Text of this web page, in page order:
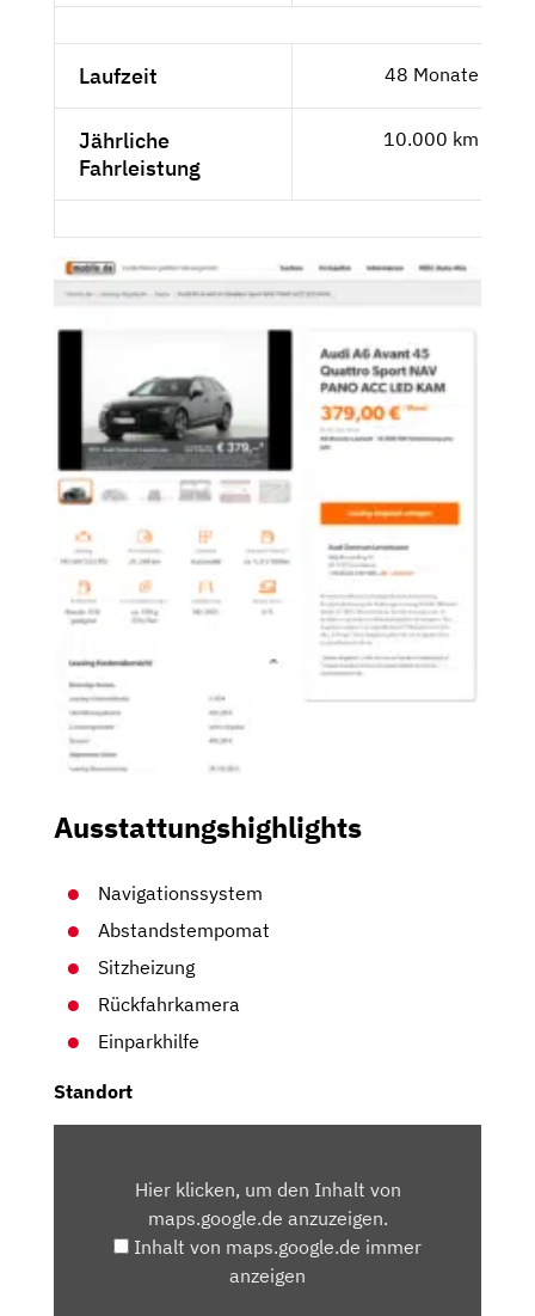
Laufzeit 48 Monate
Jährliche
Fahrleistung
10.000 km
Ausstattungshighlights
Navigationssystem
Abstandstempomat
Sitzheizung
Rückfahrkamera
Einparkhilfe
Standort
MAPS.GOOGLE.DEHier klicken, um den Inhalt von
maps.google.de anzuzeigen.
Inhalt von maps.google.de immer
anzeigen